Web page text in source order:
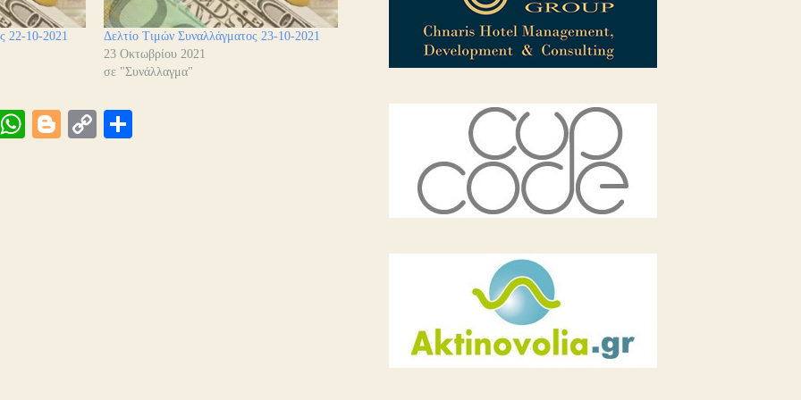
22-10-2021
Δελτίο Τιμών Συναλλάγματος 23-10-2021
23 Οκτωβρίου 2021
σε "Συνάλλαγμα"
Vi
W
Bl
C